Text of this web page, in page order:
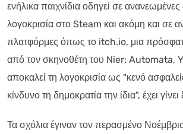
ενήλικα παιχνίδια οδηγεί σε ανανεωμένες
λογοκρισία στο Steam και ακόμη και σε
πλατφόρμες όπως το itch.io, μια
από τον σκηνοθέτη του Nier: Automata,
αποκαλεί τη λογοκρισία ως "κενό
κίνδυνο τη δημοκρατία την ίδια", έχει
Τα σχόλια έγιναν τον περασμένο